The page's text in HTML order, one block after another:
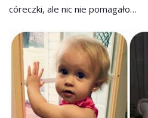
córeczki, ale nic nie pomagało…